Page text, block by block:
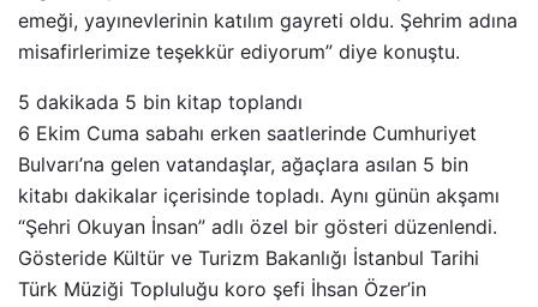
emeği, yayınevlerinin katılım gayreti oldu. Şehrim adına
misafirlerimize teşekkür ediyorum” diye konuştu.
5 dakikada 5 bin kitap toplandı
6 Ekim Cuma sabahı erken saatlerinde Cumhuriyet
Bulvarı’na gelen vatandaşlar, ağaçlara asılan 5 bin
kitabı dakikalar içerisinde topladı. Aynı günün akşamı
“Şehri Okuyan İnsan” adlı özel bir gösteri düzenlendi.
Gösteride Kültür ve Turizm Bakanlığı İstanbul Tarihi
Türk Müziği Topluluğu koro şefi İhsan Özer’in